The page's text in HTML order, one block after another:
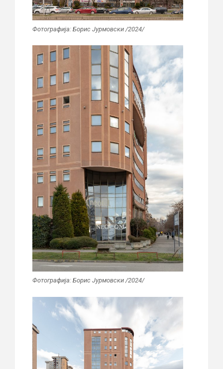
Фотографија: Борис Јурмовски /2024/
Фотографија: Борис Јурмовски /2024/